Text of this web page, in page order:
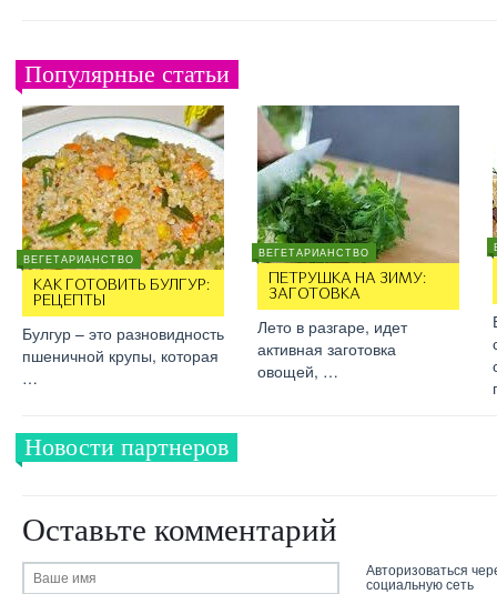
Популярные статьи
ВЕГЕТАРИАНСТВО
КАК ГОТОВИТЬ БУЛГУР:
РЕЦЕПТЫ
Булгур – это разновидность
пшеничной крупы, которая
…
ВЕГЕТАРИАНСТВО
ПЕТРУШКА НА ЗИМУ:
ЗАГОТОВКА
Лето в разгаре, идет
активная заготовка
овощей, …
Новости партнеров
Оставьте комментарий
Авторизоваться
социальную сеть